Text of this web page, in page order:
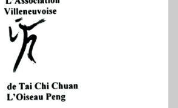
r
'
a